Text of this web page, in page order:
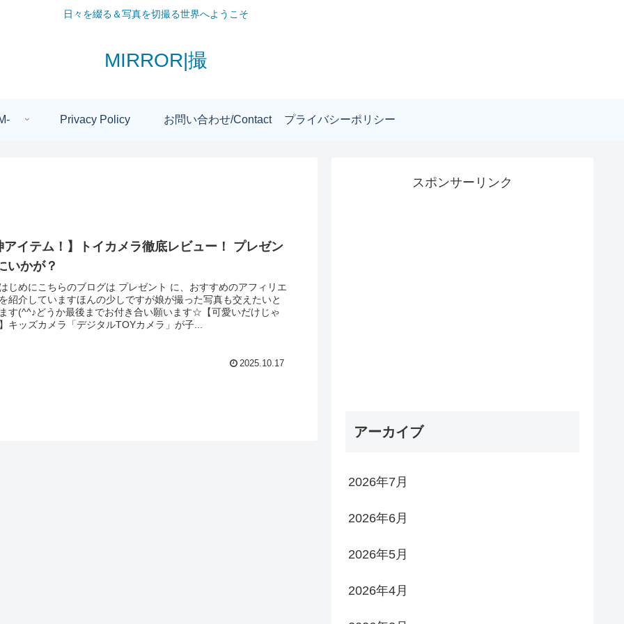
日々を綴る＆写真を切撮る世界へようこそ
MIRROR|撮
Privacy Policy お問い合わせ/Contact プライバシーポリシー
アイテム！】トイカメラ徹底レビュー！ プレゼン
いかが？
じめにこちらのブログは プレゼント に、おすすめのアフィリエ
紹介していますほんの少しですが娘が撮った写真も交えたいと
す(^^♪どうか最後までお付き合い願います☆【可愛いだけじゃ
キッズカメラ「デジタルTOYカメラ」が子...
2025.10.17
スポンサーリンク
アーカイブ
2026年7月
2026年6月
2026年5月
2026年4月